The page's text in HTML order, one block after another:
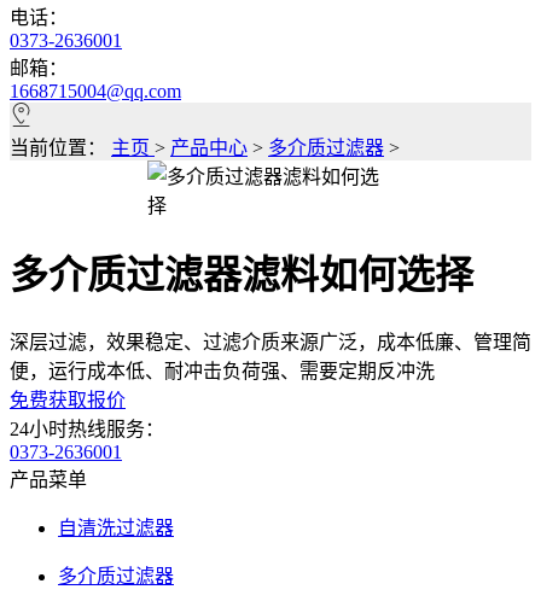
电话：
0373-2636001
邮箱：
1668715004@qq.com
当前位置： 主页 > 产品中心 > 多介质过滤器 >
多介质过滤器滤料如何选择
深层过滤，效果稳定、过滤介质来源广泛，成本低廉、管理简
便，运行成本低、耐冲击负荷强、需要定期反冲洗
免费获取报价
24小时热线服务：
0373-2636001
产品菜单
自清洗过滤器
多介质过滤器